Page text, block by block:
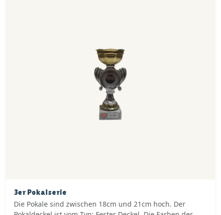
3er Pokalserie
Die Pokale sind zwischen 18cm und 21cm hoch. Der